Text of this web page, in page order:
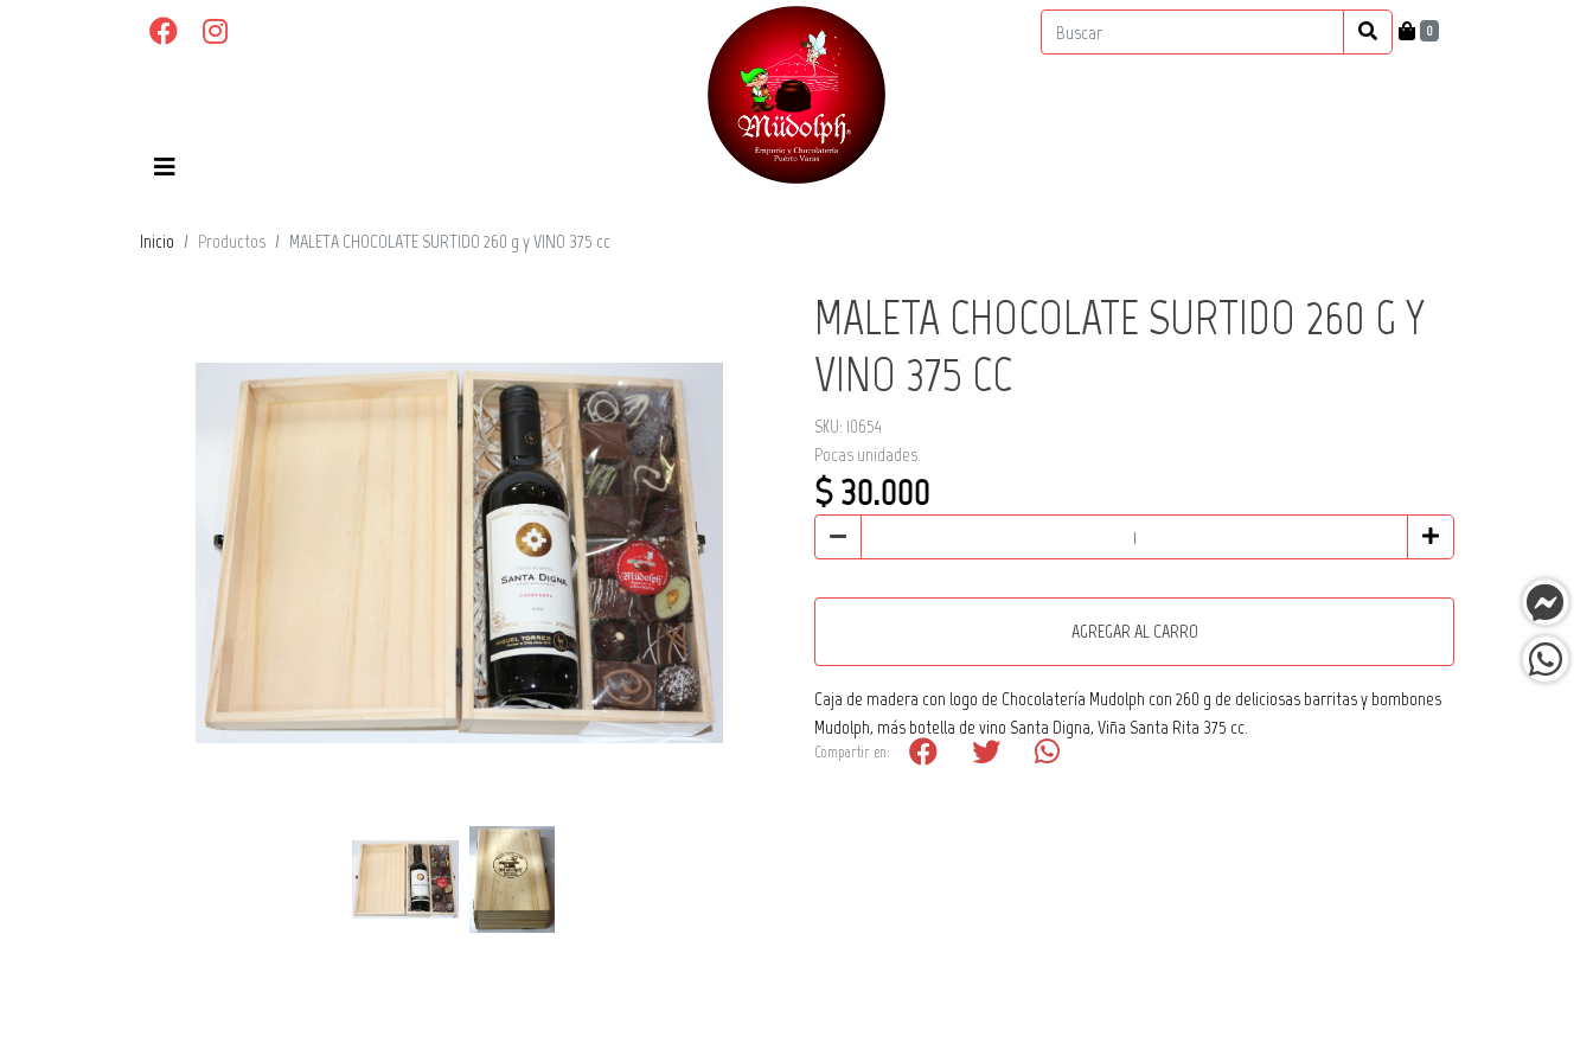
0
Inicio Productos MALETA CHOCOLATE SURTIDO 260 g y VINO 375 cc
MALETA CHOCOLATE SURTIDO 260 G Y
VINO 375 CC
SKU: 10654
Pocas unidades.
$ 30.000
AGREGAR AL CARRO
Caja de madera con logo de Chocolatería Mudolph con 260 g de deliciosas barritas y bombones
Mudolph, más botella de vino Santa Digna, Viña Santa Rita 375 cc.
Compartir en: